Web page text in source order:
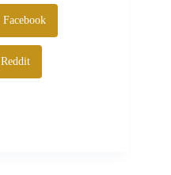
Facebook
Reddit